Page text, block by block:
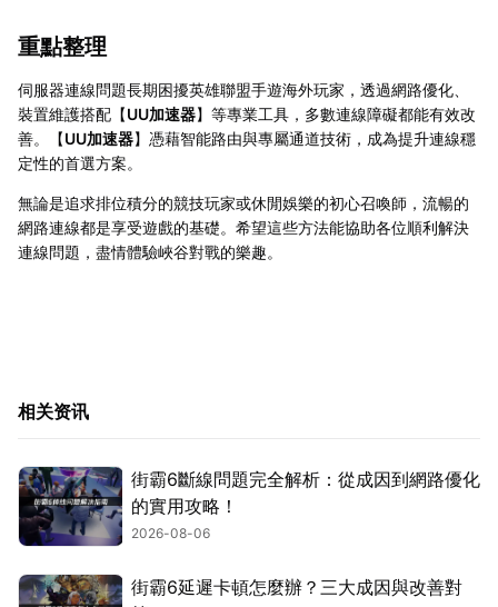
重點整理
伺服器連線問題長期困擾英雄聯盟手遊海外玩家，透過網路優化、
裝置維護搭配【UU加速器】等專業工具，多數連線障礙都能有效改
善。【UU加速器】憑藉智能路由與專屬通道技術，成為提升連線穩
定性的首選方案。
無論是追求排位積分的競技玩家或休閒娛樂的初心召喚師，流暢的
網路連線都是享受遊戲的基礎。希望這些方法能協助各位順利解決
連線問題，盡情體驗峽谷對戰的樂趣。
相关资讯
街霸6斷線問題完全解析：從成因到網路優化
的實用攻略！
2026-08-06
街霸6延遲卡頓怎麼辦？三大成因與改善對